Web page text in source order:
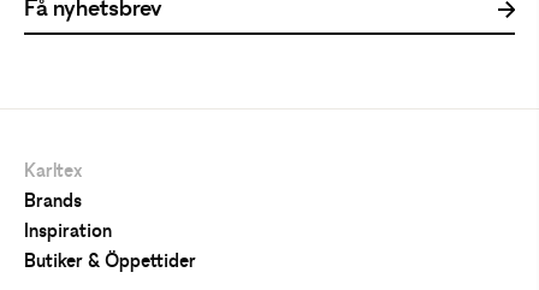
Karltex
Brands
Inspiration
Butiker & Öppettider